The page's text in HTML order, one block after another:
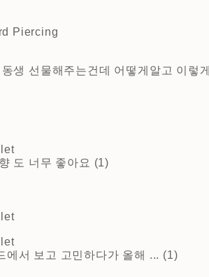
Piercing
생 선물해주는건데 어떻게알고 이렇
도 너무 좋아요 (1)
에서 보고 고민하다가 올해 ... (1)